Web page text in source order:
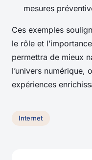
mesures
Ces exemples
le rôle et
permettra de mieux
l’univers numérique,
expériences
Internet